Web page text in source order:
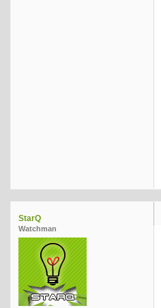
StarQ
Watchman